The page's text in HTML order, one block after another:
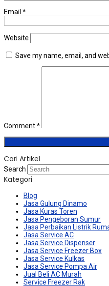
Email *
Website
Save my name, email, and
Comment*
Cari Artikel
Search
Kategori
Blog
Jasa Gulung Dinamo
Jasa Kuras Toren
Jasa Pengeboran Sumur
Jasa Perbaikan Listrik
Jasa Service AC
Jasa Service Dispenser
Jasa Service Freezer Box
Jasa Service Kulkas
Jasa Service Pompa Air
Jual Beli AC Murah
Service Freezer Rak